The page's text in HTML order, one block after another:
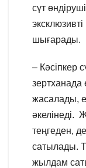
сүт
шығарады.
– Кәсіпкер
зертханада
жасалады,
әкелінеді.
теңгеден,
сатылады.
жылдам